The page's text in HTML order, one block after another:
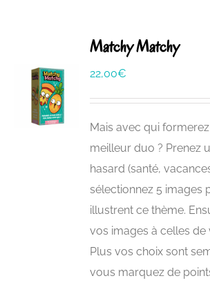
Matchy Matchy
22,00€
Mais avec qui
meilleur duo ? Prenez
hasard (santé,
sélectionnez 5 images
illustrent ce thème.
vos images à celles de
Plus vos choix sont
vous marquez de